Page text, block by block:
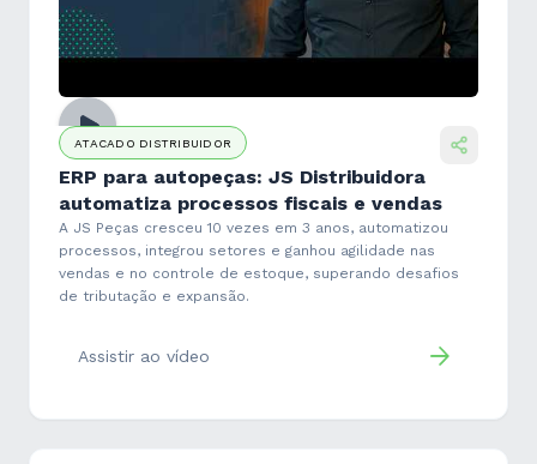
ATACADO DISTRIBUIDOR
ERP para autopeças: JS Distribuidora
automatiza processos fiscais e vendas
A JS Peças cresceu 10 vezes em 3 anos, automatizou
processos, integrou setores e ganhou agilidade nas
vendas e no controle de estoque, superando desafios
de tributação e expansão.
Assistir ao vídeo